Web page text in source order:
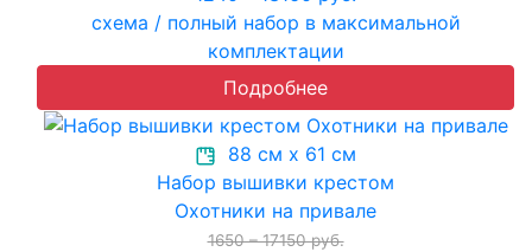
схема / полный набор в максимальной
комплектации
Подробнее
88 см х 61 см
Набор вышивки крестом
Охотники на привале
1650 – 17150 руб.